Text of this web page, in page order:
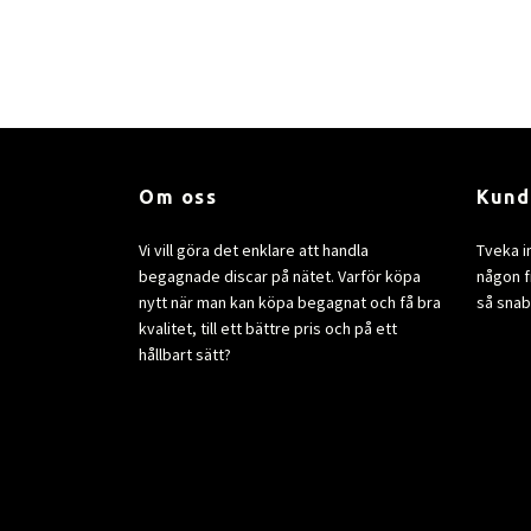
Om oss
Vi vill göra det enklare att handla
begagnade discar på nätet. Varför köpa
nytt när man kan köpa begagnat och få bra
kvalitet, till ett bättre pris och på ett
hållbart sätt?
Tveka
någon
så